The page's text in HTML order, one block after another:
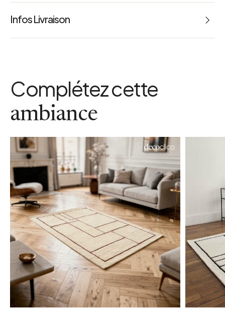
4.5
Infos Livraison
Complétez cette
ambiance